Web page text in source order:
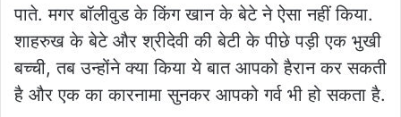
पाते. मगर बॉलीवुड के किंग खान के बेटे ने ऐसा नहीं किया.
शाहरुख के बेटे और श्रीदेवी की बेटी के पीछे पड़ी एक भुखी
बच्ची, तब उन्होंने क्या किया ये बात आपको हैरान कर सकती
है और एक का कारनामा सुनकर आपको गर्व भी हो सकता है.